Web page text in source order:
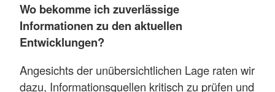
Wo bekomme ich zuverlässige
Informationen zu den aktuellen
Entwicklungen?
Angesichts der unübersichtlichen Lage raten wir
dazu, Informationsquellen kritisch zu prüfen und